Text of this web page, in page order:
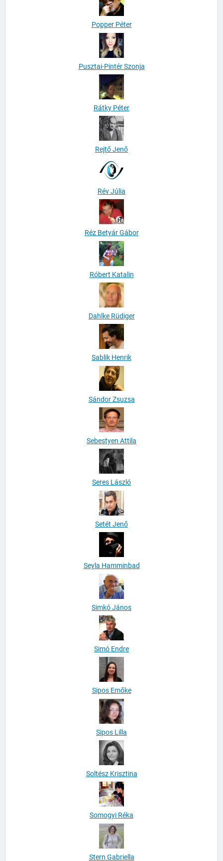
Popper Péter
Pusztai-Pintér Szonja
Rátky Péter
Rév Júlia
Réz Betyár Gábor
Róbert Katalin
Dahlke Rüdiger
Sablik Henrik
Sándor Zsuzsa
Sebestyen Attila
Seres László
Setét Jenő
Seyla Hamminbad
Simkó János
Simó Endre
Sipos Emőke
Sipos Lilla
Soltész Krisztina
Somogyi Réka